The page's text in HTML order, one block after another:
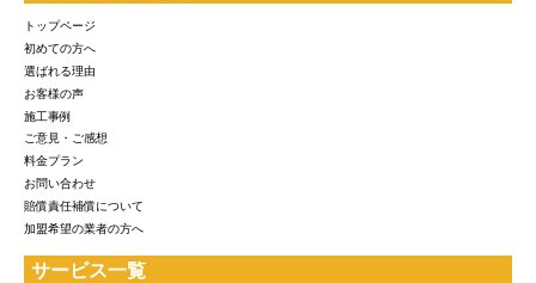
トップページ
初めての方へ
選ばれる理由
お客様の声
施工事例
ご意見・ご感想
料金プラン
お問い合わせ
賠償責任補償について
加盟希望の業者の方へ
サービス一覧